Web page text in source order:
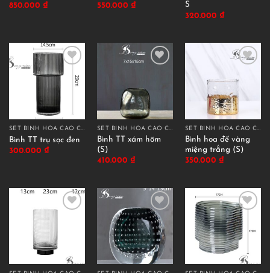
850.000 ₫
550.000 ₫
S
320.000 ₫
SET BÌNH HOA CAO CẤP
Bình TT trụ sọc đen
300.000 ₫
SET BÌNH HOA CAO CẤP
Bình TT xám hõm
(S)
410.000 ₫
SET BÌNH HOA CAO CẤP
Bình hoa đế vàng
miệng trắng (S)
350.000 ₫